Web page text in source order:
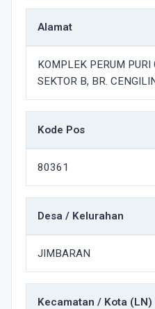
Alamat
KOMPLEK PERUM PURI
SEKTOR B, BR.
Kode Pos
80361
Desa / Kelurahan
JIMBARAN
Kecamatan / Kota (LN)